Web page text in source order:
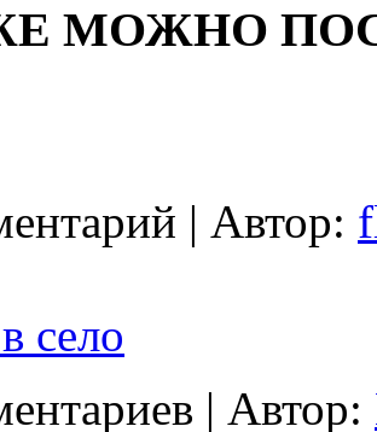
МОЖНО
| Автор:
село
| Автор: